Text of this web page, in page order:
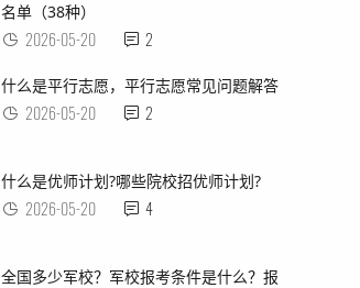
名单（38种）
2026-05-20 2
什么是平行志愿，平行志愿常见问题解答
2026-05-20 2
什么是优师计划?哪些院校招优师计划?
2026-05-20 4
全国多少军校？军校报考条件是什么？报